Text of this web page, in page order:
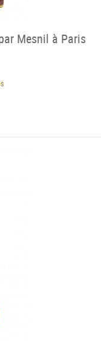
Mesnil à Paris